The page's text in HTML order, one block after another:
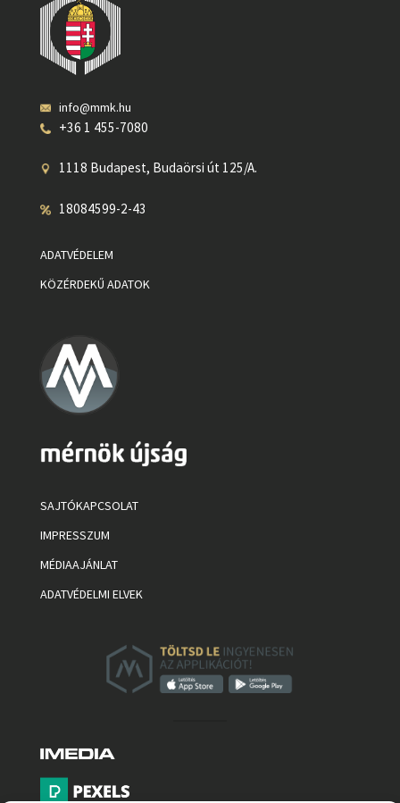
info@mmk.hu
+36 1 455-7080
1118 Budapest, Budaörsi út 125/A.
18084599-2-43
ADATVÉDELEM
KÖZÉRDEKŰ ADATOK
SAJTÓKAPCSOLAT
IMPRESSZUM
MÉDIAAJÁNLAT
ADATVÉDELMI ELVEK